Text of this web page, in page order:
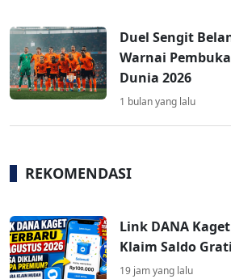
Duel Sengit
Warnai
Dunia 2026
1 bulan yang lalu
REKOMENDASI
Link DANA
Klaim Saldo
19 jam yang lalu